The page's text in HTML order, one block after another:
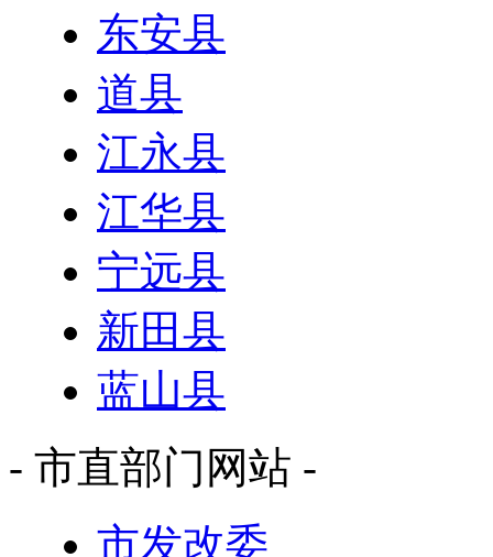
东安县
道县
江永县
江华县
宁远县
新田县
蓝山县
- 市直部门网站 -
市发改委